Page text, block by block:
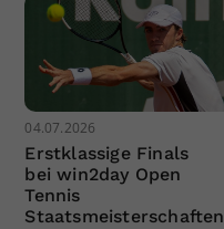
04.07.2026
Erstklassige Finals
bei win2day Open
Tennis
Staatsmeisterschaften